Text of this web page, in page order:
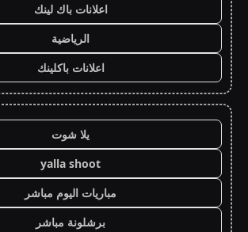
اعلانات باك لينك
الرياضية
اعلانات باكلينك
يلا شوت
yalla shoot
مباريات اليوم مباشر
برشلونة مباشر